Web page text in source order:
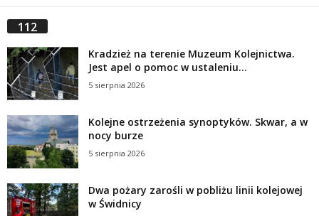
112
Kradzież na terenie Muzeum Kolejnictwa.
Jest apel o pomoc w ustaleniu...
5 sierpnia 2026
Kolejne ostrzeżenia synoptyków. Skwar, a w
nocy burze
5 sierpnia 2026
Dwa pożary zarośli w pobliżu linii kolejowej
w Świdnicy